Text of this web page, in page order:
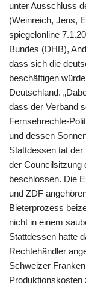
unter Ausschluss
(Weinreich, Jens,
spiegelonline
Bundes (DHB),
dass sich die
beschäftigen
Deutschland.
dass der Verband
Fernsehrechte-
und dessen
Stattdessen tat
der Councilsitzung
beschlossen. Die
und ZDF
Bieterprozess
nicht in einem
Stattdessen hatte
Rechtehändler
Schweizer
Produktionskosten